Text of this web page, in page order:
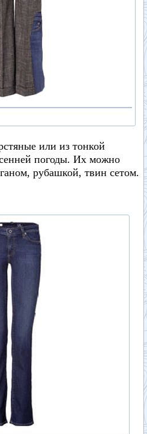
или из тонкой
погоды. Их можно
рубашкой, твин сетом.